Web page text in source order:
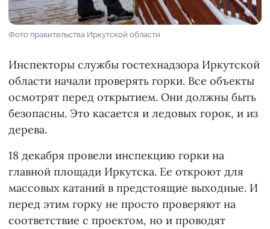
Фото правительства Иркутской области
Инспекторы службы гостехнадзора Иркутской
области начали проверять горки. Все объекты
осмотрят перед открытием. Они должны быть
безопасны. Это касается и ледовых горок, и из
дерева.
18 декабря провели инспекцию горки на
главной площади Иркутска. Ее откроют для
массовых катаний в предстоящие выходные. И
перед этим горку не просто проверяют на
соответствие с проектом, но и проводят